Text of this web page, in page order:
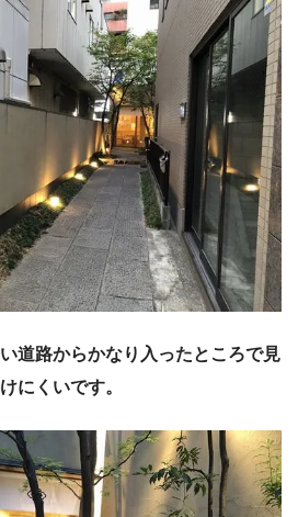
道路からかなり入ったところで見
にくいです。